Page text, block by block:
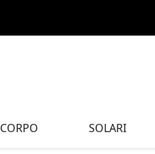
CORPO SOLARI